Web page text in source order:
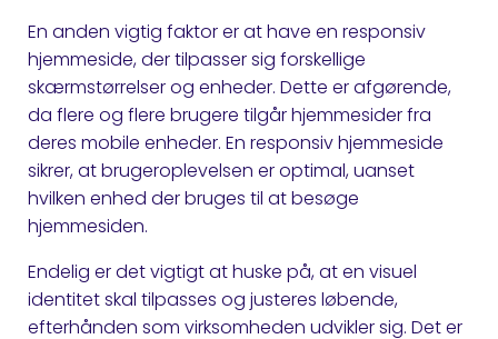
En anden vigtig faktor er at have en responsiv
hjemmeside, der tilpasser sig forskellige
skærmstørrelser og enheder. Dette er afgørende,
da flere og flere brugere tilgår hjemmesider fra
deres mobile enheder. En responsiv hjemmeside
sikrer, at brugeroplevelsen er optimal, uanset
hvilken enhed der bruges til at besøge
hjemmesiden.
Endelig er det vigtigt at huske på, at en visuel
identitet skal tilpasses og justeres løbende,
efterhånden som virksomheden udvikler sig. Det er